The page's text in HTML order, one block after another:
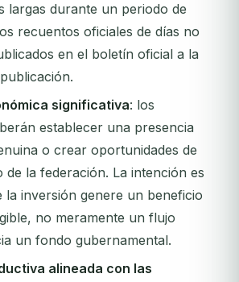
largas durante un periodo de
recuentos oficiales de días no
en el boletín oficial a la
significativa: los
establecer una presencia
o crear oportunidades de
de la federación. La intención es
la inversión genere un beneficio
no meramente un flujo
un fondo gubernamental.
alineada con las